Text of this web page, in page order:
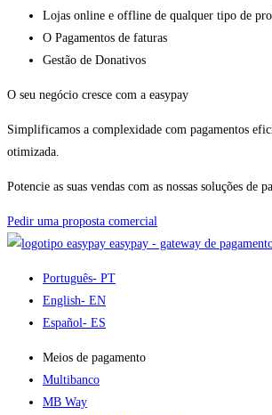
Lojas online e offline de qualquer tipo de
O Pagamentos de faturas
Gestão de Donativos
O seu negócio cresce com a easypay
Simplificamos a complexidade com pagamentos
otimizada.
Potencie as suas vendas com as nossas soluções de
Pedir uma proposta comercial
easypay - gateway de
Português- PT
English- EN
Español- ES
Meios de pagamento
Multibanco
MB Way